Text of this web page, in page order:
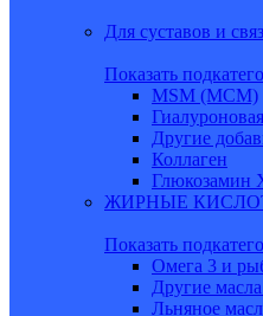
Для суставов и
Показать
MSM (МСМ)
Другие
Коллаген
Глюкозамин
ЖИРНЫЕ
Показать
Омега 3 и
Другие
Льняное